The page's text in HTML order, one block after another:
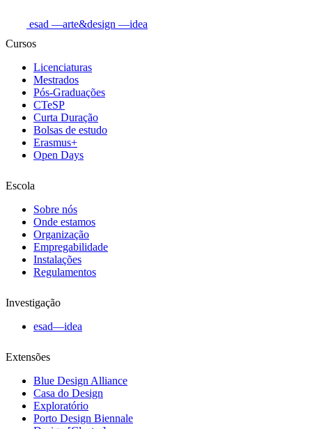
esad —arte&design —idea
Cursos
Licenciaturas
Mestrados
Pós-Graduações
CTeSP
Curta Duração
Bolsas de estudo
Erasmus+
Open Days
Escola
Sobre nós
Onde estamos
Organização
Empregabilidade
Instalações
Regulamentos
Investigação
esad—idea
Extensões
Blue Design Alliance
Casa do Design
Exploratório
Porto Design Biennale